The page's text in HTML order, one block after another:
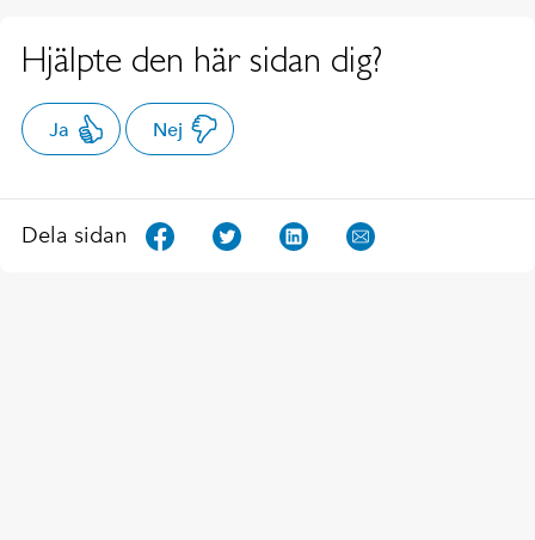
Hjälpte den här sidan dig?
Ja Nej
Dela sidan